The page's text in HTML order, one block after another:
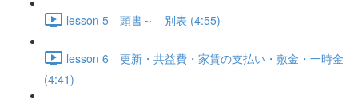
lesson 5 頭書～ 別表 (4:55)
lesson 6 更新・共益費・家賃の支払い・敷金・一時金
(4:41)